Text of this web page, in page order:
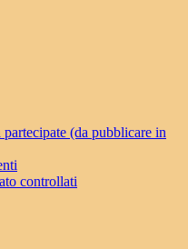
partecipate (da pubblicare in
controllati